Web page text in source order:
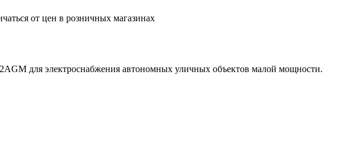
от цен в розничных магазинах
для электроснабжения автономных уличных объектов малой мощности.